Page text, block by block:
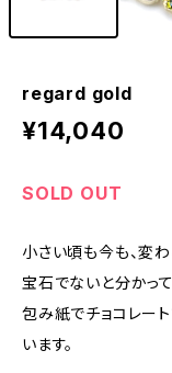
regard gold
¥14,040
SOLD OUT
小さい頃も今も、変
宝石でないと分かっ
包み紙でチョコレー
います。